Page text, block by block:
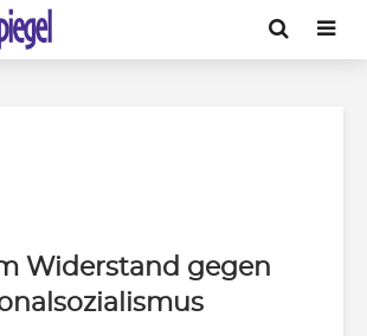
Widerstand gegen